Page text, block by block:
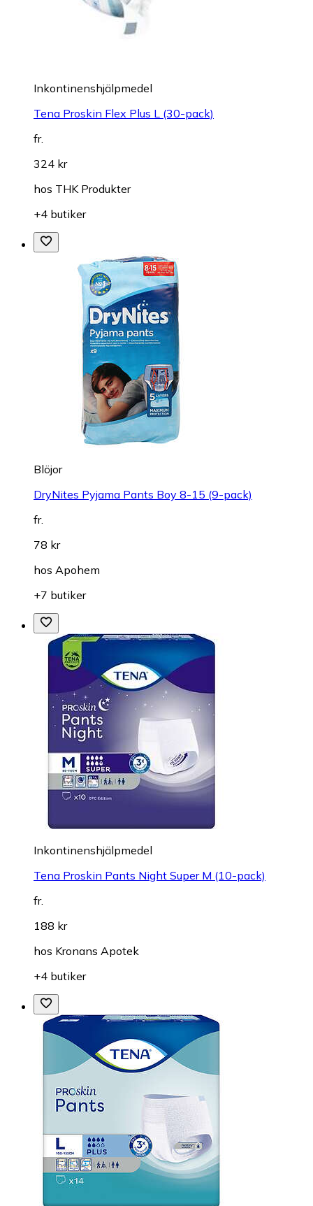
Inkontinenshjälpmedel
Tena Proskin Flex Plus L (30-pack)
fr.
324 kr
hos THK Produkter
+4 butiker
Blöjor
DryNites Pyjama Pants Boy 8-15 (9-pack)
fr.
78 kr
hos Apohem
+7 butiker
Inkontinenshjälpmedel
Tena Proskin Pants Night Super M (10-pack)
fr.
188 kr
hos Kronans Apotek
+4 butiker